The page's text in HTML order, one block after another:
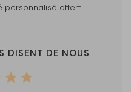
personnalisé offert
DISENT DE NOUS